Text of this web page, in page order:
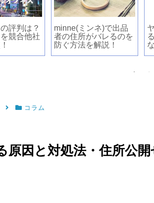
評判は？
競合他社
minne(ミンネ)で出品
者の住所がバレるのを
防ぐ方法を解説！
コラム
原因と対処法・住所公